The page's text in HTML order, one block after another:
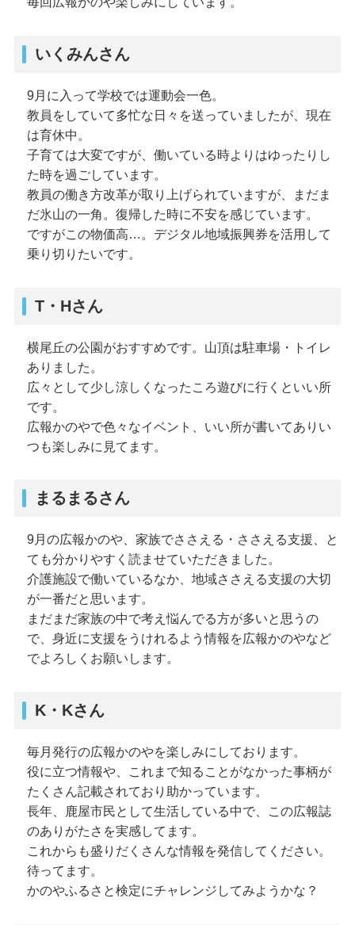
いくみんさん
9月に入って学校では運動会一色。
教員をしていて多忙な日々を送っていましたが、現在
は育休中。
子育ては大変ですが、働いている時よりはゆったりし
た時を過ごしています。
教員の働き方改革が取り上げられていますが、まだま
だ氷山の一角。復帰した時に不安を感じています。
ですがこの物価高…。デジタル地域振興券を活用して
乗り切りたいです。
T・Hさん
横尾丘の公園がおすすめです。山頂は駐車場・トイレ
ありました。
広々として少し涼しくなったころ遊びに行くといい所
です。
広報かのやで色々なイベント、いい所が書いてありい
つも楽しみに見てます。
まるまるさん
9月の広報かのや、家族でささえる・ささえる支援、と
ても分かりやすく読ませていただきました。
介護施設で働いているなか、地域ささえる支援の大切
が一番だと思います。
まだまだ家族の中で考え悩んでる方が多いと思うの
で、身近に支援をうけれるよう情報を広報かのやなど
でよろしくお願いします。
K・Kさん
毎月発行の広報かのやを楽しみにしております。
役に立つ情報や、これまで知ることがなかった事柄が
たくさん記載されており助かっています。
長年、鹿屋市民として生活している中で、この広報誌
のありがたさを実感してます。
これからも盛りだくさんな情報を発信してください。
待ってます。
かのやふるさと検定にチャレンジしてみようかな？